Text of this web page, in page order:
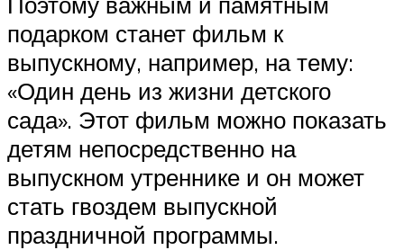
подарком станет фильм к
выпускному, например, на тему:
«Один день из жизни детского
сада». Этот фильм можно показать
детям непосредственно на
выпускном утреннике и он может
стать гвоздем выпускной
праздничной программы.